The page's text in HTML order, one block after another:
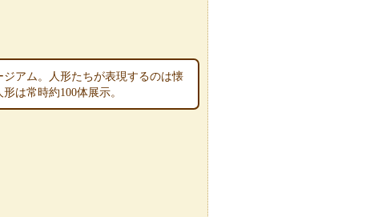
アム。人形たちが表現するのは懐
は常時約100体展示。